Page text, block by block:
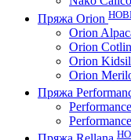
Пряжа Orion
Orion
Orion Cotlin
Orion
Orion
Пряжа